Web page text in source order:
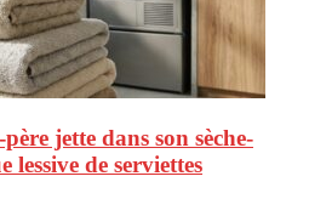
jette dans son sèche-
lessive de serviettes